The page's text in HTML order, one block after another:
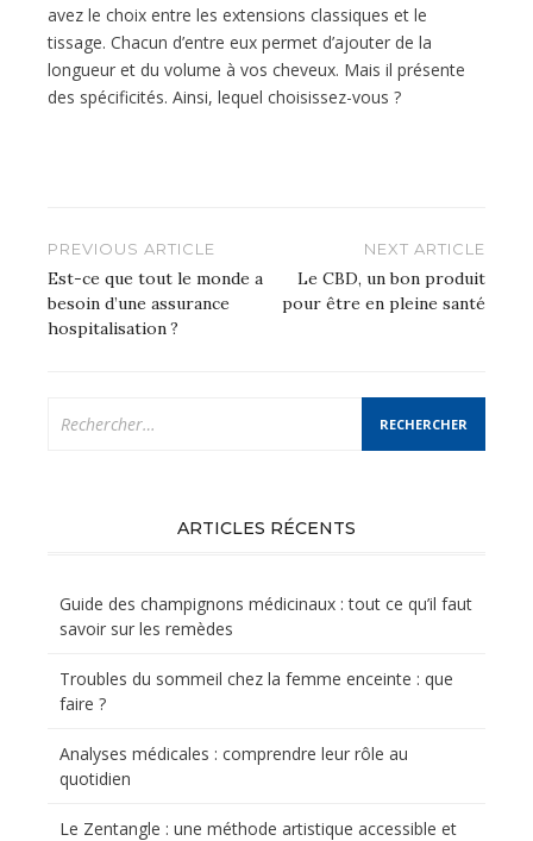
avez le choix entre les extensions classiques et le
tissage. Chacun d’entre eux permet d’ajouter de la
longueur et du volume à vos cheveux. Mais il présente
des spécificités. Ainsi, lequel choisissez-vous ?
Navigation
de
l’article
PREVIOUS ARTICLE
Est-ce que tout le monde a
besoin d’une assurance
hospitalisation ?
NEXT ARTICLE
Le CBD, un bon produit
pour être en pleine santé
ARTICLES RÉCENTS
Guide des champignons médicinaux : tout ce qu’il faut
savoir sur les remèdes
Troubles du sommeil chez la femme enceinte : que
faire ?
Analyses médicales : comprendre leur rôle au
quotidien
Le Zentangle : une méthode artistique accessible et